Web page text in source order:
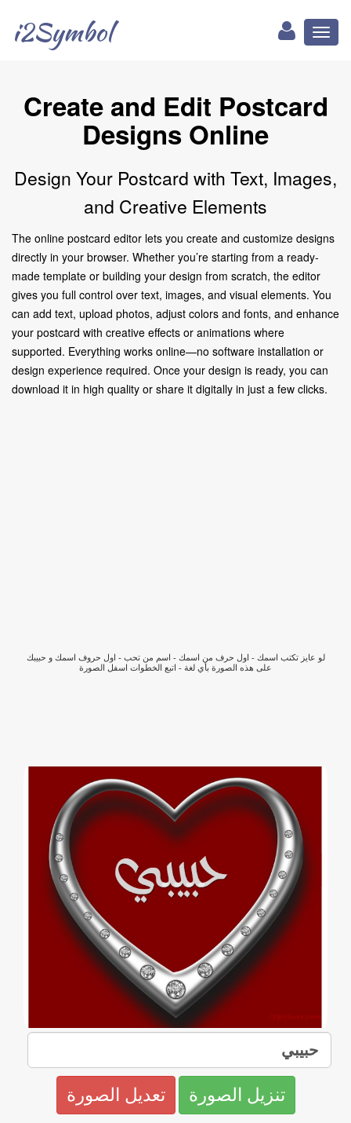
i2Symbol
Create and Edit Postcard
Designs Online
Design Your Postcard with Text, Images,
and Creative Elements
The online postcard editor lets you create and customize designs
directly in your browser. Whether you’re starting from a ready-
made template or building your design from scratch, the editor
gives you full control over text, images, and visual elements. You
can add text, upload photos, adjust colors and fonts, and enhance
your postcard with creative effects or animations where
supported. Everything works online—no software installation or
design experience required. Once your design is ready, you can
download it in high quality or share it digitally in just a few clicks.
لو عايز تكتب اسمك - اول حرف من اسمك - اسم من تحب - اول حروف اسمك و حبيبك
على هذه الصورة بأي لغة - اتبع الخطوات اسفل الصورة
تعديل الصورة تنزيل الصورة